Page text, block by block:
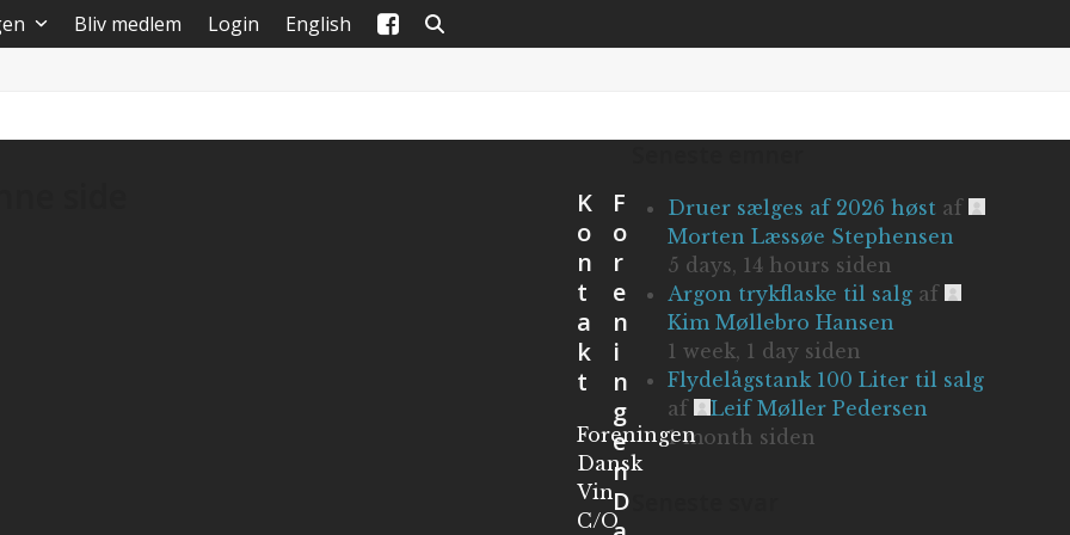
Bliv medlem Login English
Druer sælges af 2026 høstaf
Morten Læssøe Stephensen
5 days, 14 hours siden
Argon trykflaske til salgaf
Kim Møllebro Hansen
1 week, 1 day siden
Flydelågstank 100 Liter til salg
af
Leif Møller Pedersen
1 month siden
K
o
n
t
a
k
t
Foreningen
Dansk
Vin
C/O
F
o
r
e
n
i
n
g
e
n
D